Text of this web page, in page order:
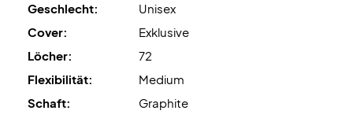
Geschlecht:
Unisex
Cover:
Exklusive
Löcher:
72
Flexibilität:
Medium
Schaft:
Graphite